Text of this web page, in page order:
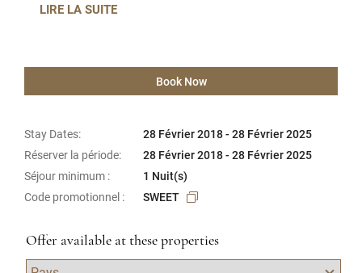
LIRE LA SUITE
Book Now
Stay Dates:
28 Février 2018 - 28 Février 2025
Réserver la période:
28 Février 2018 - 28 Février 2025
Séjour minimum :
1 Nuit(s)
Code promotionnel :
SWEET
Offer available at these properties